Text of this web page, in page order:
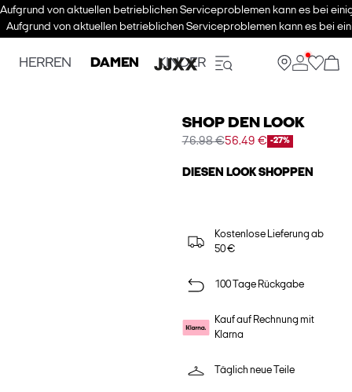
Aufgrund von aktuellen betrieblichen Serviceproblemen kann es bei
Aufgrund von aktuellen betrieblichen Serviceproblemen kann es bei
HERREN DAMEN KINDER
SHOP DEN LOOK
76.98 €56.49 € -27%
DIESEN LOOK SHOPPEN
Kostenlose Lieferung ab
50 €
100 Tage Rückgabe
Kauf auf Rechnung mit
Klarna
Täglich neue Teile